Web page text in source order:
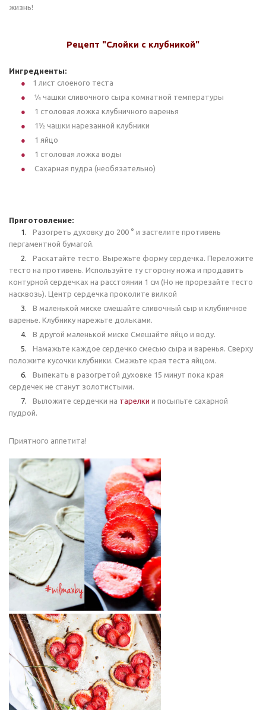
жизнь!
Рецепт "Слойки с клубникой"
Ингредиенты:
1 лист слоеного теста
¼ чашки сливочного сыра комнатной температуры
1 столовая ложка клубничного варенья
1½ чашки нарезанной клубники
1 яйцо
1 столовая ложка воды
Сахарная пудра (необязательно)
Приготовление:
Разогреть духовку до 200 ° и застелите противень
пергаментной бумагой.
Раскатайте тесто. Вырежьте форму сердечка. Переложите
тесто на противень. Используйте ту сторону ножа и продавить
контурной сердечках на расстоянии 1 см (Но не прорезайте тесто
насквозь). Центр сердечка проколите вилкой
В маленькой миске смешайте сливочный сыр и клубничное
варенье. Клубнику нарежьте дольками.
В другой маленькой миске Смешайте яйцо и воду.
Намажьте каждое сердечко смесью сыра и варенья. Сверху
положите кусочки клубники. Смажьте края теста яйцом.
Выпекать в разогретой духовке 15 минут пока края
сердечек не станут золотистыми.
Выложите сердечки на тарелки и посыпьте сахарной
пудрой.
Приятного аппетита!